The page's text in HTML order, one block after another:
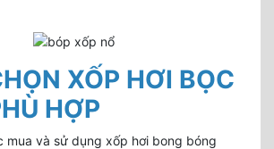
XỐP HƠI BỌC
HỢP
mua và sử dụng xốp hơi bong bóng